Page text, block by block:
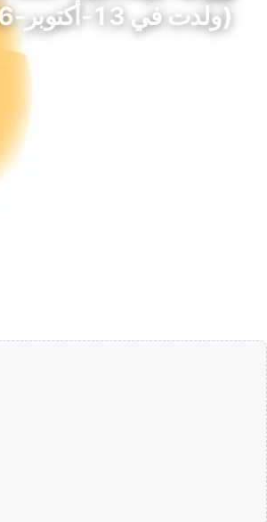
(ولدت في 13-أكتوبر-1986)